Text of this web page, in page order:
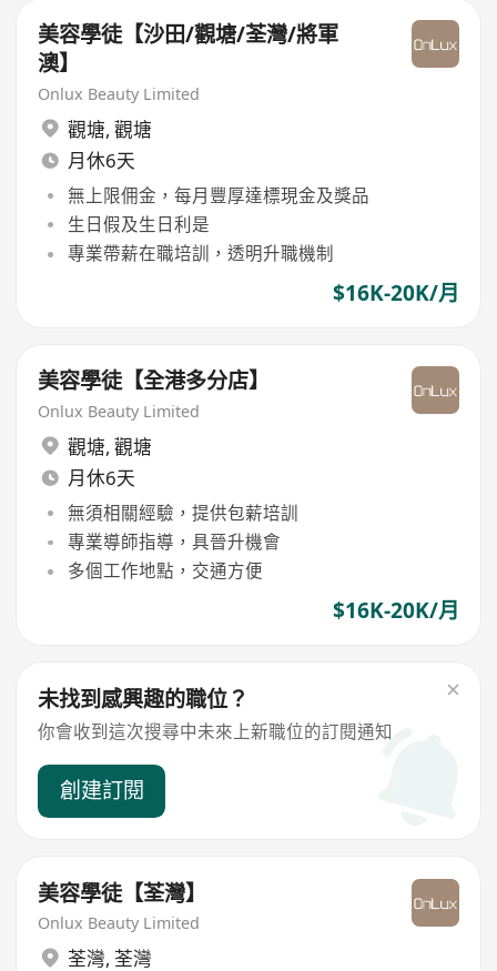
美容學徒【沙田/觀塘/荃灣/將軍
澳】
Onlux Beauty Limited
觀塘, 觀塘
月休6天
無上限佣金，每月豐厚達標現金及獎品
生日假及生日利是
專業帶薪在職培訓，透明升職機制
$16K-20K/月
美容學徒【全港多分店】
Onlux Beauty Limited
觀塘, 觀塘
月休6天
無須相關經驗，提供包薪培訓
專業導師指導，具晉升機會
多個工作地點，交通方便
$16K-20K/月
未找到感興趣的職位？
你會收到這次搜尋中未來上新職位的訂閱通知
創建訂閱
美容學徒【荃灣】
Onlux Beauty Limited
荃灣, 荃灣